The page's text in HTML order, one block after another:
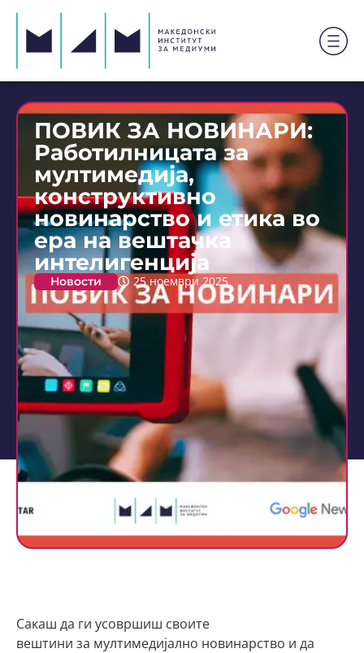
ПОВИК ЗА НОВИНАРИ:
Работилницата за
мултимедија,
конструктивно
новинарство и етика во
ера на вештачка
интелигенција
Новости 25 ноември 2025
Сакаш да ги усовршиш своите
вештини за мултимедијално новинарство и да